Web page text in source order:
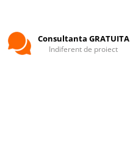
Consultanta GRATUITA
Indiferent de proiect